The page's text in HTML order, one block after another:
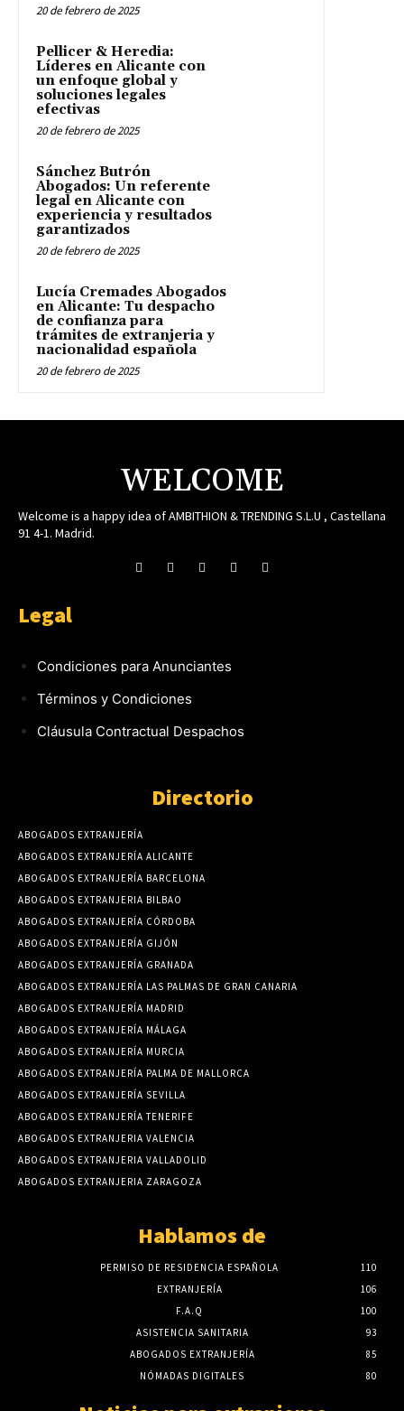
20 de febrero de 2025
Pellicer & Heredia:
Líderes en Alicante con
un enfoque global y
soluciones legales
efectivas
20 de febrero de 2025
Sánchez Butrón
Abogados: Un referente
legal en Alicante con
experiencia y resultados
garantizados
20 de febrero de 2025
Lucía Cremades Abogados
en Alicante: Tu despacho
de confianza para
trámites de extranjeria y
nacionalidad española
20 de febrero de 2025
WELCOME
Welcome is a happy idea of AMBITHION & TRENDING S.L.U , Castellana
91 4-1. Madrid.
Legal
Condiciones para Anunciantes
Términos y Condiciones
Cláusula Contractual Despachos
Directorio
ABOGADOS EXTRANJERÍA
ABOGADOS EXTRANJERÍA ALICANTE
ABOGADOS EXTRANJERÍA BARCELONA
ABOGADOS EXTRANJERIA BILBAO
ABOGADOS EXTRANJERÍA CÓRDOBA
ABOGADOS EXTRANJERÍA GIJÓN
ABOGADOS EXTRANJERÍA GRANADA
ABOGADOS EXTRANJERÍA LAS PALMAS DE GRAN CANARIA
ABOGADOS EXTRANJERÍA MADRID
ABOGADOS EXTRANJERÍA MÁLAGA
ABOGADOS EXTRANJERÍA MURCIA
ABOGADOS EXTRANJERÍA PALMA DE MALLORCA
ABOGADOS EXTRANJERÍA SEVILLA
ABOGADOS EXTRANJERÍA TENERIFE
ABOGADOS EXTRANJERIA VALENCIA
ABOGADOS EXTRANJERIA VALLADOLID
ABOGADOS EXTRANJERIA ZARAGOZA
Hablamos de
PERMISO DE RESIDENCIA ESPAÑOLA
110
EXTRANJERÍA
106
F.A.Q
100
ASISTENCIA SANITARIA
93
ABOGADOS EXTRANJERÍA
85
NÓMADAS DIGITALES
80